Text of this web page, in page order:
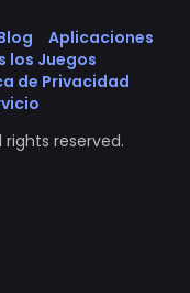
Aplicaciones
los Juegos
de Privacidad
rights reserved.